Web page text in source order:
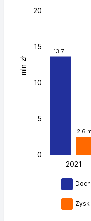
13.7…
2.6
mln zł
0
10
20
15
5
2021